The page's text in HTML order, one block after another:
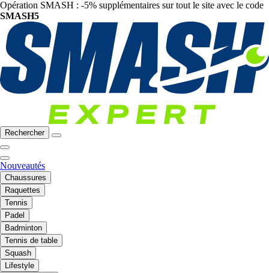
Opération SMASH : -5% supplémentaires sur tout le site avec le code
SMASH5
Rechercher
Nouveautés
Chaussures
Raquettes
Tennis
Padel
Badminton
Tennis de table
Squash
Lifestyle